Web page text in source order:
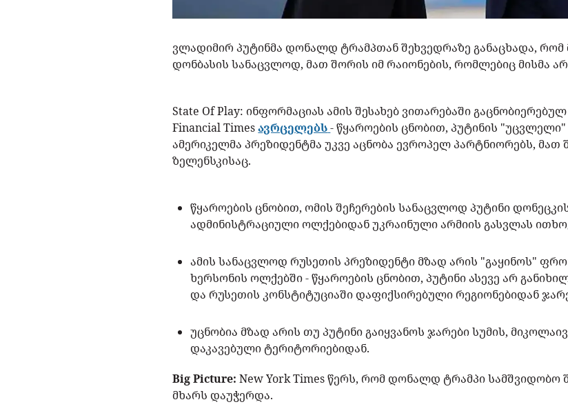
ვლადიმირ პუტინმა დონალდ ტრამპთან შეხვედრაზე განაცხადა,
დონბასის სანაცვლოდ, მათ შორის იმ რაიონების, რომლებიც მისმა
State Of Play: ინფორმაციას ამის შესახებ ვითარებაში
Financial Timesავრცელებს- წყაროების ცნობით, პუტინის
ამერიკელმა პრეზიდენტმა უკვე აცნობა ევროპელ პარტნიორებს,
ზელენსკისაც.
წყაროების ცნობით, ომის შეჩერების სანაცვლოდ პუტინი
ადმინისტრაციული ოლქებიდან უკრაინული არმიის გასვლას
ამის სანაცვლოდ რუსეთის პრეზიდენტი მზად არის "გაყინოს"
ხერსონის ოლქებში - წყაროების ცნობით, პუტინი ასევე არ
და რუსეთის კონსტიტუციაში დაფიქსირებული რეგიონებიდან
უცნობია მზად არის თუ პუტინი გაიყვანოს ჯარები სუმის,
დაკავებული ტერიტორიებიდან.
Big Picture: New York Times წერს, რომ დონალდ ტრამპი სამშვიდობო
მხარს დაუჭერდა.